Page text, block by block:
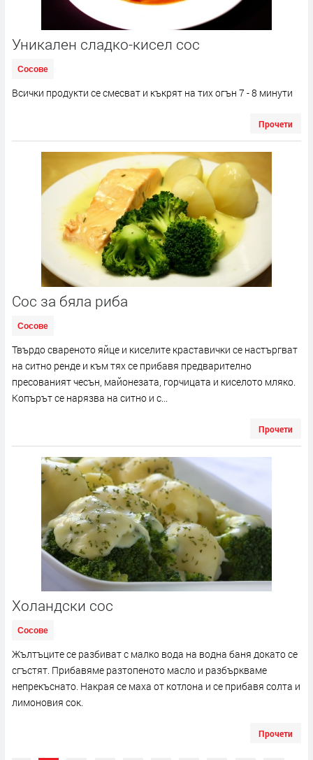
Уникален сладко-кисел сос
Сосове
Всички продукти се смесват и къкрят на тих огън 7 - 8 минути
Прочети
Сос за бяла риба
Сосове
Твърдо свареното яйце и киселите краставички се настъргват
на ситно ренде и към тях се прибавя предварително
пресованият чесън, майонезата, горчицата и киселото мляко.
Копърът се нарязва на ситно и с...
Прочети
Холандски сос
Сосове
Жълтъците се разбиват с малко вода на водна баня докато се
сгъстят. Прибавяме разтопеното масло и разбъркваме
непрекъснато. Накрая се маха от котлона и се прибавя солта и
лимоновия сок.
Прочети